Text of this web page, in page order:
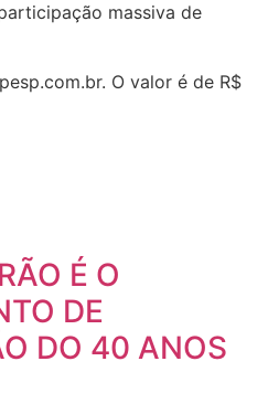
massiva de
O valor é de R$
É O
DE
DO 40 ANOS